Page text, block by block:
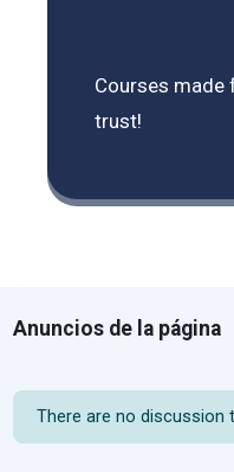
Courses made
trust!
Anuncios de la página
There are no discussion